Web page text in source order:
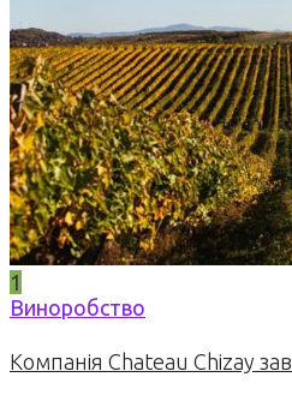
1
Виноробство
Компанія Chateau Chizay